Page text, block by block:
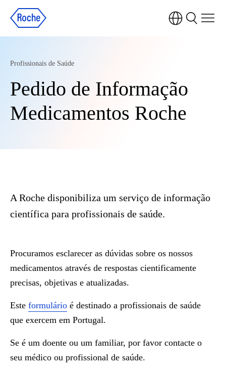
Profissionais de Saúde
Pedido de Informação
Medicamentos Roche
A Roche disponibiliza um serviço de informação
científica para profissionais de saúde.
Procuramos esclarecer as dúvidas sobre os nossos
medicamentos através de respostas cientificamente
precisas, objetivas e atualizadas.
Este formulário é destinado a profissionais de saúde
que exercem em Portugal.
Se é um doente ou um familiar, por favor contacte o
seu médico ou profissional de saúde.